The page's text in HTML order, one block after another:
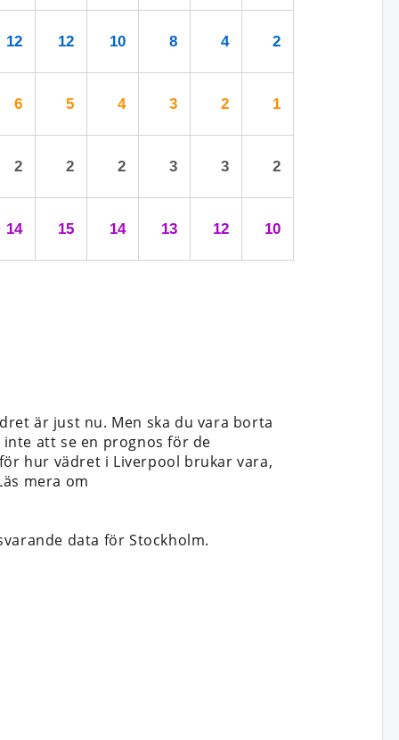
12
6
2
14
12
5
2
15
10
4
2
14
8
3
3
13
4
2
3
12
2
1
2
10
är just nu. Men ska du vara borta
att se en prognos för de
hur vädret i Liverpool brukar vara,
mera om
data för Stockholm.